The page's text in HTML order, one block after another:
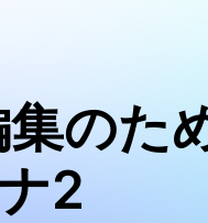
のた
ナ2